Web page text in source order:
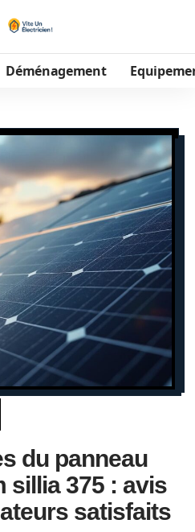
Déménagement
du panneau
sillia 375 : avis
satisfaits